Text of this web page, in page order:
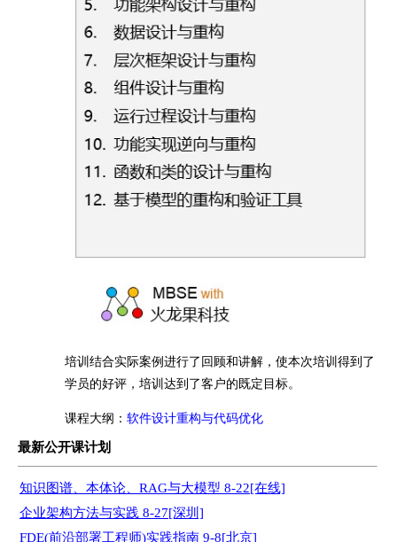
培训结合实际案例进行了回顾和讲解，使本次培训得到了
学员的好评，培训达到了客户的既定目标。
课程大纲： 软件设计重构与代码优化
最新公开课计划
知识图谱、本体论、RAG与大模型 8-22[在线]
企业架构方法与实践 8-27[深圳]
FDE(前沿部署工程师)实践指南 9-8[北京]